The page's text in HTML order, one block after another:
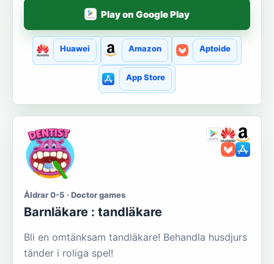
Play on Google Play
Huawei Amazon Aptoide
App Store
Åldrar 0-5 · Doctor games
Barnläkare : tandläkare
Bli en omtänksam tandläkare! Behandla husdjurs
tänder i roliga spel!